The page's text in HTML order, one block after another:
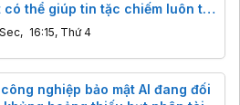
có thể giúp tin tặc chiếm luôn tài
, 16:15, Thứ 4
nghiệp bảo mật AI đang đối